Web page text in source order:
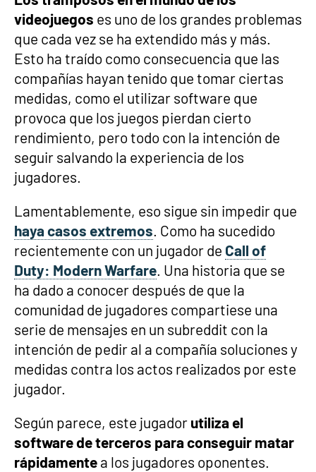
videojuegos es uno de los grandes problemas
que cada vez se ha extendido más y más.
Esto ha traído como consecuencia que las
compañías hayan tenido que tomar ciertas
medidas, como el utilizar software que
provoca que los juegos pierdan cierto
rendimiento, pero todo con la intención de
seguir salvando la experiencia de los
jugadores.
Lamentablemente, eso sigue sin impedir que
haya casos extremos. Como ha sucedido
recientemente con un jugador de Call of
Duty: Modern Warfare. Una historia que se
ha dado a conocer después de que la
comunidad de jugadores compartiese una
serie de mensajes en un subreddit con la
intención de pedir al a compañía soluciones y
medidas contra los actos realizados por este
jugador.
Según parece, este jugador utiliza el
software de terceros para conseguir matar
rápidamente a los jugadores oponentes.